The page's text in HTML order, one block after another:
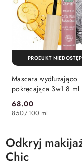
Mascara wydłużająco
pokręcająca 3w1 8
SO'BIO étic
Cena:
68.00
850/100 ml
PRODUKT
Odkryj
Chic